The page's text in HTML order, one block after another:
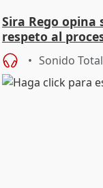
Sira Rego opina
respeto al
Sonido